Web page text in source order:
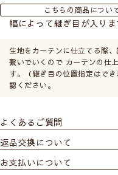
こちらの商品につい
幅によって継ぎ目が入りま
生地をカーテンに仕立てる際
繋いでいくので カーテンの仕
す。（継ぎ目の位置指定はで
認ください。
よくあるご質問
返品交換について
お支払いについて